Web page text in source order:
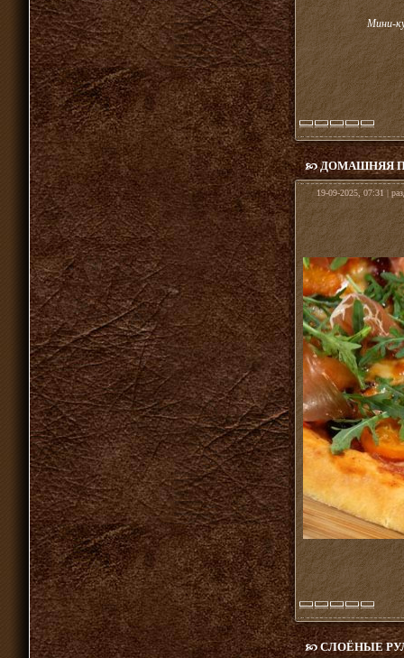
Мини-
ДОМАШНЯЯ
19-09-2025, 07:31 |
СЛОЁНЫЕ